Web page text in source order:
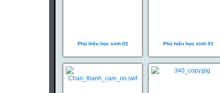
Phù hiệu học sinh 02 Phù hiệu học sinh 01